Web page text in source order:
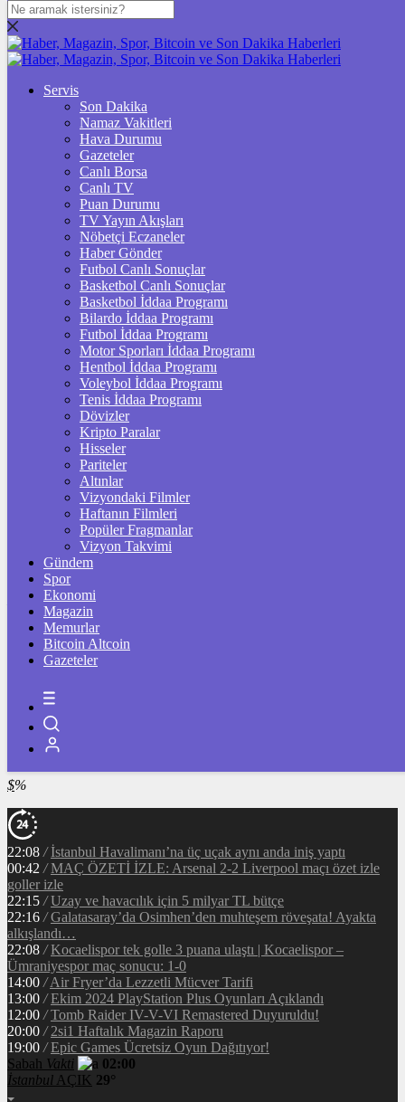
DOLAR
47,5995$% 0.06
% -0.05
STERLİN
% 0.15
GRAM ALTIN
%0,57
ÇEYREK ALTIN
10.691,00%1,19
TAM ALTIN
42.580,00%1,20
%0,40
%0,60
LİTECOİN
ETHEREUM
RİPPLE
TETHER
$%
Servis
Son Dakika
Namaz Vakitleri
Hava Durumu
Gazeteler
Canlı Borsa
Canlı TV
Puan Durumu
TV Yayın Akışları
Nöbetçi Eczaneler
Haber Gönder
Futbol Canlı Sonuçlar
Basketbol Canlı Sonuçlar
Basketbol İddaa Programı
Bilardo İddaa Programı
Futbol İddaa Programı
Motor Sporları İddaa Programı
Hentbol İddaa Programı
Voleybol İddaa Programı
Tenis İddaa Programı
Dövizler
Kripto Paralar
Hisseler
Pariteler
Altınlar
Vizyondaki Filmler
Haftanın Filmleri
Popüler Fragmanlar
Vizyon Takvimi
Gündem
Spor
Ekonomi
Magazin
Memurlar
Bitcoin Altcoin
Gazeteler
22:08 / İstanbul Havalimanı’na üç uçak aynı anda iniş yaptı
00:42 / MAÇ ÖZETİ İZLE: Arsenal 2-2 Liverpool maçı özet izle
goller izle
22:15 / Uzay ve havacılık için 5 milyar TL bütçe
22:16 / Galatasaray’da Osimhen’den muhteşem röveşata! Ayakta
alkışlandı…
22:08 / Kocaelispor tek golle 3 puana ulaştı | Kocaelispor –
Ümraniyespor maç sonucu: 1-0
14:00 / Air Fryer’da Lezzetli Mücver Tarifi
13:00 / Ekim 2024 PlayStation Plus Oyunları Açıklandı
12:00 / Tomb Raider IV-V-VI Remastered Duyuruldu!
20:00 / 2si1 Haftalık Magazin Raporu
19:00 / Epic Games Ücretsiz Oyun Dağıtıyor!
Sabah Vakti
02:00
İstanbul AÇIK 29°